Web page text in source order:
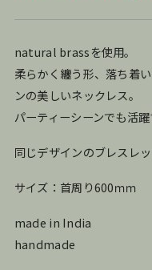
natural brassを使用。
柔らかく纏う形、落ち着
ンの美しいネックレス。
パーティーシーンでも活
同じデザインのブレスレ
サイズ：首周り600ｍｍ
made in India
handmade